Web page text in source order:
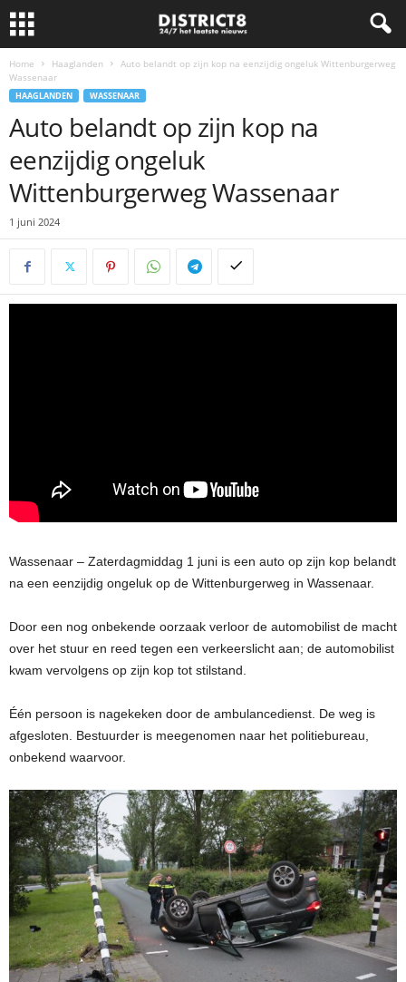
Home Haaglanden
Auto belandt op zijn kop na eenzijdig ongeluk Wittenburgerweg
Wassenaar
HAAGLANDEN WASSENAAR
Auto belandt op zijn kop na
eenzijdig ongeluk
Wittenburgerweg Wassenaar
1 juni 2024
Wassenaar – Zaterdagmiddag 1 juni is een auto op zijn kop belandt
na een eenzijdig ongeluk op de Wittenburgerweg in Wassenaar.
Door een nog onbekende oorzaak verloor de automobilist de macht
over het stuur en reed tegen een verkeerslicht aan; de automobilist
kwam vervolgens op zijn kop tot stilstand.
Één persoon is nagekeken door de ambulancedienst. De weg is
afgesloten. Bestuurder is meegenomen naar het politiebureau,
onbekend waarvoor.